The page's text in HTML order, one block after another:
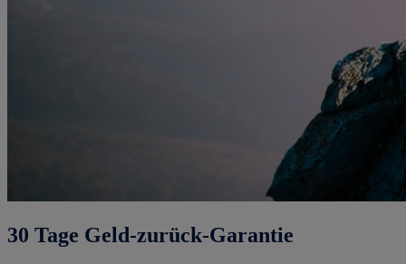
30 Tage Geld-zurück-Garantie